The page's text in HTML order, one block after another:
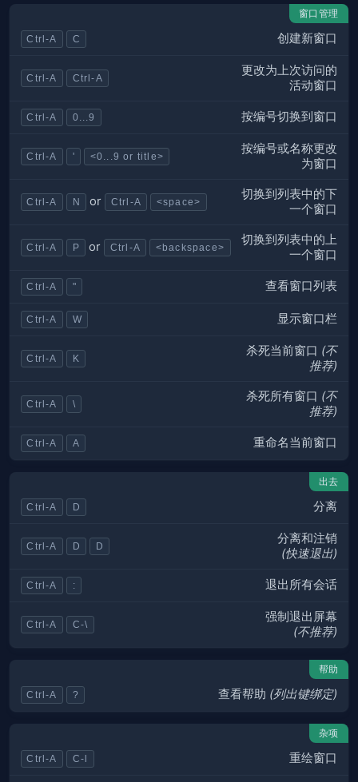
窗口管理
Ctrl-A C 创建新窗口
Ctrl-A Ctrl-A
更改为上次访问的
活动窗口
Ctrl-A 0...9 按编号切换到窗口
Ctrl-A ' <0...9 or title>
按编号或名称更改
为窗口
Ctrl-A N or Ctrl-A <space>
切换到列表中的下
一个窗口
Ctrl-A P or Ctrl-A <backspace>
切换到列表中的上
一个窗口
Ctrl-A " 查看窗口列表
Ctrl-A W 显示窗口栏
Ctrl-A K
杀死当前窗口 (不
推荐)
Ctrl-A \
杀死所有窗口 (不
推荐)
Ctrl-A A 重命名当前窗口
出去
Ctrl-A D 分离
Ctrl-A D D
分离和注销
(快速退出)
Ctrl-A : 退出所有会话
Ctrl-A C-\
强制退出屏幕
(不推荐)
帮助
Ctrl-A ? 查看帮助 (列出键绑定)
杂项
Ctrl-A C-l 重绘窗口